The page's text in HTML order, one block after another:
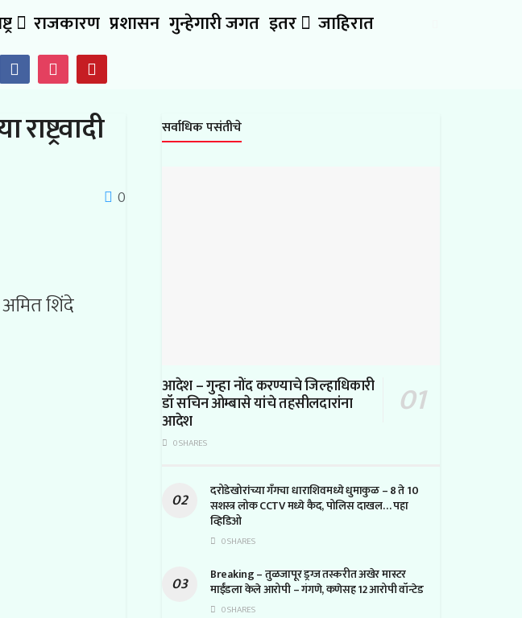
राजकारण प्रशासन गुन्हेगारी जगत इतर जाहिरात
0
अमित शिंदे
सर्वाधिक पसंतीचे
आदेश – गुन्हा नोंद करण्याचे जिल्हाधिकारी
डॉ सचिन ओम्बासे यांचे तहसीलदारांना
आदेश
0 SHARES
दरोडेखोरांच्या गँगचा धाराशिवमध्ये धुमाकुळ – 8 ते 10
सशस्त्र लोक CCTV मध्ये कैद, पोलिस दाखल… पहा
व्हिडिओ
0 SHARES
Breaking – तुळजापूर ड्रग्ज तस्करीत अखेर मास्टर
माईंडला केले आरोपी – गंगणे, कणेसह 12 आरोपी वॉन्टेड
0 SHARES